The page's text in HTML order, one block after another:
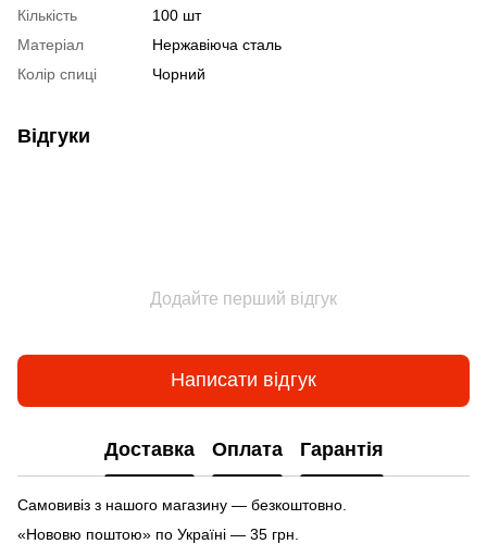
Кількість
100 шт
Матеріал
Нержавіюча сталь
Колір спиці
Чорний
Відгуки
Додайте перший відгук
Написати відгук
Доставка Оплата Гарантія
Самовивіз з нашого магазину — безкоштовно.
«Нововю поштою» по Україні — 35 грн.